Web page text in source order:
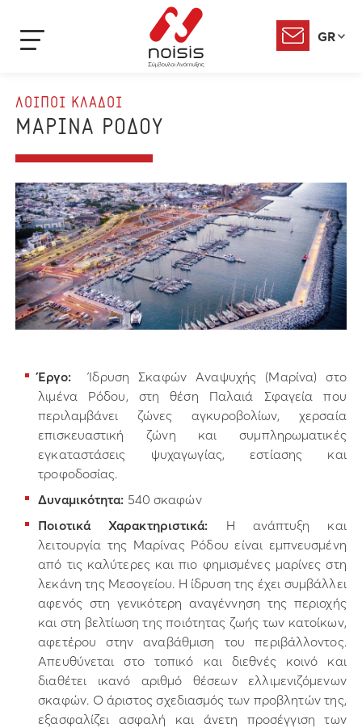
GR
ΛΟΙΠΟΙ ΚΛΑΔΟΙ
ΜΑΡΙΝΑ ΡΟΔΟΥ
Έργο:Ίδρυση Σκαφών Αναψυχής (Μαρίνα) στο
λιμένα Ρόδου, στη θέση Παλαιά Σφαγεία που
περιλαμβάνει ζώνες αγκυροβολίων, χερσαία
επισκευαστική ζώνη και συμπληρωματικές
εγκαταστάσεις ψυχαγωγίας, εστίασης και
τροφοδοσίας.
Δυναμικότητα: 540 σκαφών
Ποιοτικά Χαρακτηριστικά: Η ανάπτυξη και
λειτουργία της Μαρίνας Ρόδου είναι εμπνευσμένη
από τις καλύτερες και πιο φημισμένες μαρίνες στη
λεκάνη της Μεσογείου. Η ίδρυση της έχει συμβάλλει
αφενός στη γενικότερη αναγέννηση της περιοχής
και στη βελτίωση της ποιότητας ζωής των κατοίκων,
αφετέρου στην αναβάθμιση του περιβάλλοντος.
Απευθύνεται στο τοπικό και διεθνές κοινό και
διαθέτει ικανό αριθμό θέσεων ελλιμενιζόμενων
σκαφών. Ο άριστος σχεδιασμός των προβλητών της,
εξασφαλίζει ασφαλή και άνετη προσέγγιση των